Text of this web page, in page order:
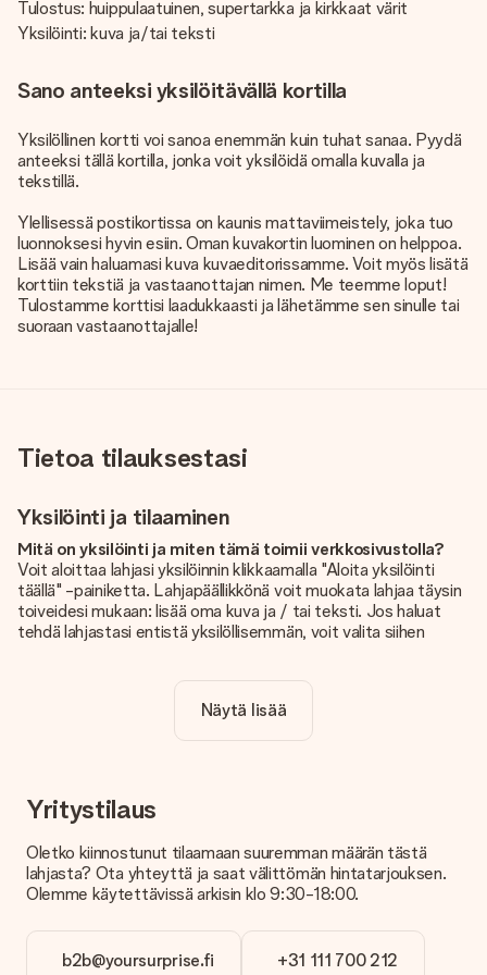
Tulostus: huippulaatuinen, supertarkka ja kirkkaat värit
Yksilöinti: kuva ja/tai teksti
Sano anteeksi yksilöitävällä kortilla
Yksilöllinen kortti voi sanoa enemmän kuin tuhat sanaa. Pyydä
anteeksi tällä kortilla, jonka voit yksilöidä omalla kuvalla ja
tekstillä.
Ylellisessä postikortissa on kaunis mattaviimeistely, joka tuo
luonnoksesi hyvin esiin. Oman kuvakortin luominen on helppoa.
Lisää vain haluamasi kuva kuvaeditorissamme. Voit myös lisätä
korttiin tekstiä ja vastaanottajan nimen. Me teemme loput!
Tulostamme korttisi laadukkaasti ja lähetämme sen sinulle tai
suoraan vastaanottajalle!
Tietoa tilauksestasi
Yksilöinti ja tilaaminen
Mitä on yksilöinti ja miten tämä toimii verkkosivustolla?
Voit aloittaa lahjasi yksilöinnin klikkaamalla "Aloita yksilöinti
täällä" -painiketta. Lahjapäällikkönä voit muokata lahjaa täysin
toiveidesi mukaan: lisää oma kuva ja / tai teksti. Jos haluat
tehdä lahjastasi entistä yksilöllisemmän, voit valita siihen
Sisältyykö yksilöinti hintaan?
Sivustolla näkyvä hinta sisältää lahjasi yksilöinnin. Hauskaa ja
Haluamme varmistaa, että olet täysin tyytyväinen lahjaasi.
Siksi on tärkeää käyttää korkealaatuisia valokuvia. Jos olet
asiakaspalvelutiimiimme ja liitä valokuva tilaamasi lahjan
mukana. He voivat sitten tarkistaa laadun puolestasi!
Voit ladata editoriin JPG- ja PNG-tiedostoja. Vai onko sinulla
kuva eri formaatissa? Ota yhteyttä asiakaspalveluun. He
Näytä lisää
Yritystilaus
Oletko kiinnostunut tilaamaan suuremman määrän tästä
lahjasta? Ota yhteyttä ja saat välittömän hintatarjouksen.
Olemme käytettävissä arkisin klo 9:30-18:00.
b2b@yoursurprise.fi +31 111 700 212